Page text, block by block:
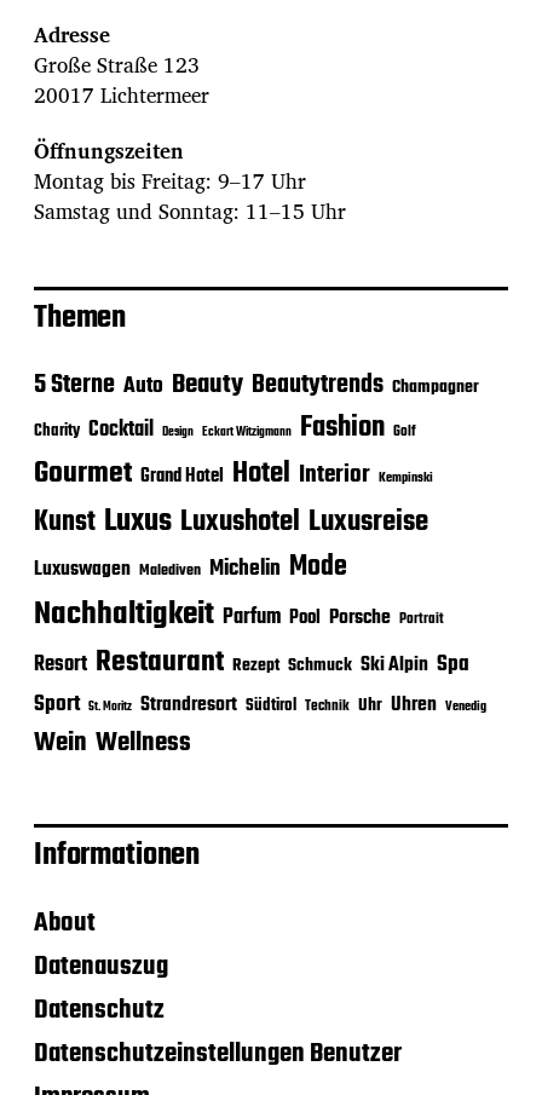
Adresse
Große Straße 123
20017 Lichtermeer
Öffnungszeiten
Montag bis Freitag: 9–17 Uhr
Samstag und Sonntag: 11–15 Uhr
Themen
5 Sterne Auto Beauty Beautytrends Champagner
Charity Cocktail Design Eckart Witzigmann Fashion Golf
Gourmet Grand Hotel Hotel Interior Kempinski
Kunst Luxus Luxushotel Luxusreise
Luxuswagen Malediven Michelin Mode
Nachhaltigkeit Parfum Pool Porsche Portrait
Resort Restaurant Rezept Schmuck Ski Alpin Spa
Sport St. Moritz Strandresort Südtirol Technik Uhr Uhren Venedig
Wein Wellness
Informationen
About
Datenauszug
Datenschutz
Datenschutzeinstellungen Benutzer